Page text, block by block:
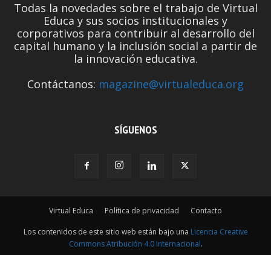
Todas la novedades sobre el trabajo de Virtual
Educa y sus socios institucionales y
corporativos para contribuir al desarrollo del
capital humano y la inclusión social a partir de
la innovación educativa.
Contáctanos: magazine@virtualeduca.org
SÍGUENOS
Virtual Educa Política de privacidad Contacto
Los contenidos de este sitio web están bajo una Licencia Creative
Commons Atribución 4.0 Internacional.